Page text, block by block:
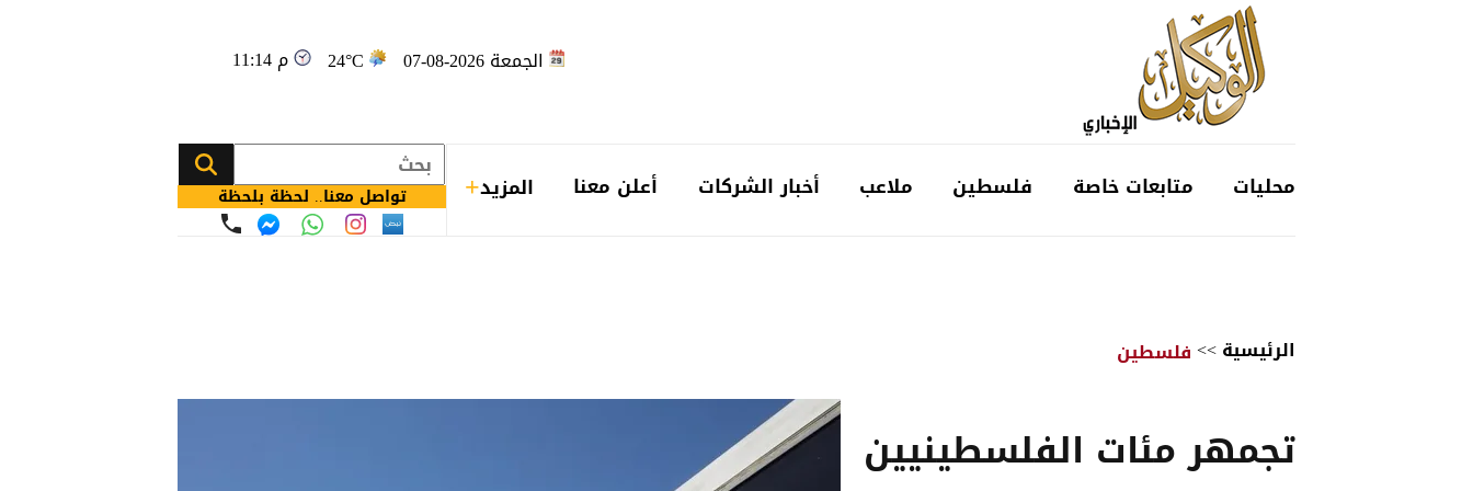
الجمعة 2026-08-07 24°C 11:14 م
محليات متابعات خاصة فلسطين ملاعب أخبار الشركات أعلن معنا المزيد تواصل معنا.. لحظة بلحظة
الرئيسية>>فلسطين
تجمهر مئات الفلسطينيين